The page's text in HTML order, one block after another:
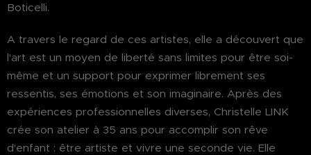
Boticelli.
A travers le regard de ces artistes, elle a découvert que
l'art est un moyen de liberté sans limites pour être soi-
même et un support pour exprimer librement ses
ressentis, ses émotions et son imaginaire. Après des
expériences professionnelles diverses, Christelle LINK
crée son atelier à 35 ans pour accomplir son rêve
d'enfant : être artiste et vivre une seconde vie. Elle